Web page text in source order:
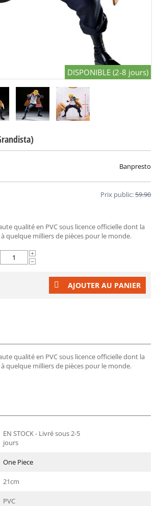
DISPONIBLE (2-8 jours)
Banpresto
Prix public:59.90
qualité en PVC sous licence officielle dont la
quelque milliers de pièces pour le monde.
+
−
AJOUTER AU PANIER
qualité en PVC sous licence officielle dont la
quelque milliers de pièces pour le monde.
EN STOCK - Livré sous 2-5
jours
One Piece
21cm
PVC